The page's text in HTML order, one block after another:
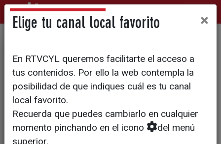
Sube el paro en la provincia
Elige tu canal local favorito ×
En RTVCYL queremos facilitarte el acceso a
tus contenidos. Por ello la web contempla la
posibilidad de que indiques cuál es tu canal
local favorito.
Recuerda que puedes cambiarlo en cualquier
momento pinchando en el icono
del menú
superior.